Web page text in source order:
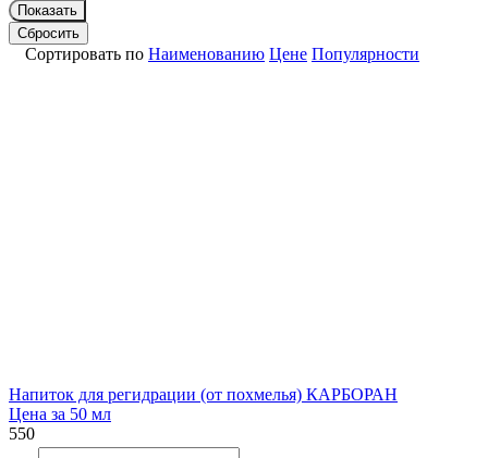
Показать
Сбросить
Сортировать по Наименованию Цене Популярности
Напиток для регидрации (от похмелья) КАРБОРАН
Цена за 50 мл
550